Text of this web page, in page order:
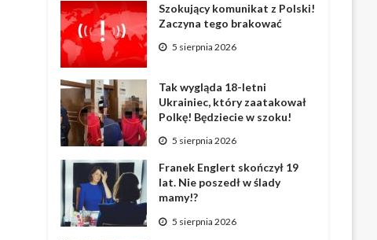
Szokujący komunikat z Polski!
Zaczyna tego brakować
5 sierpnia 2026
Tak wygląda 18-letni
Ukrainiec, który zaatakował
Polkę! Będziecie w szoku!
5 sierpnia 2026
Franek Englert skończył 19
lat. Nie poszedł w ślady
mamy!?
5 sierpnia 2026